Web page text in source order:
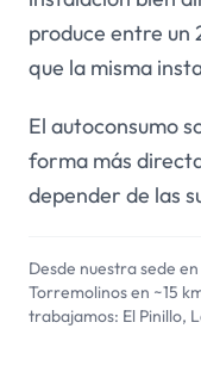
produce entre un
que la misma
El autoconsumo
forma más
depender de las
Desde nuestra sede
Torremolinos en ~15
trabajamos: El Pinillo,